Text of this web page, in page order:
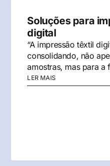
Soluções para
digital
“A impressão têxtil
consolidando, não
amostras, mas para a
LER MAIS